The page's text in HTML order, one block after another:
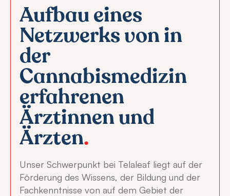
Aufbau eines
Netzwerks von in
der
Cannabismedizin
erfahrenen
Ärztinnen und
Ärzten.
Unser Schwerpunkt bei Telaleaf liegt auf der
Förderung des Wissens, der Bildung und der
Fachkenntnisse von auf dem Gebiet der